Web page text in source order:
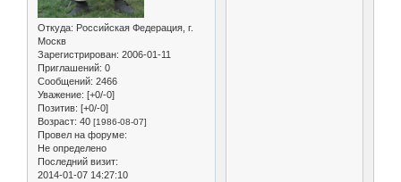
Откуда: Российская Федерация, г.
Москв
Зарегистрирован: 2006-01-11
Приглашений: 0
Сообщений: 2466
Уважение: [+0/-0]
Позитив: [+0/-0]
Возраст: 40 [1986-08-07]
Провел на форуме:
Не определено
Последний визит:
2014-01-07 14:27:10